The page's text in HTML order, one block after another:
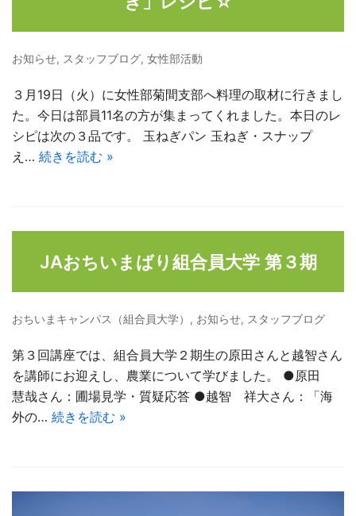
お知らせ, スタッフブログ, 女性部活動
３月19日（火）に女性部菊間支部へ料理の取材に行きまし
た。今日は部員11名の方が集まってくれました。本日のレ
シピは次の３品です。 玉ねぎパン 玉ねぎ・スナップ
え… 続きを読む »
JAおちいまばり組合員大学 第３期
おちいまキャンパス（組合員大学） , お知らせ, スタッフブログ
第３回講座では、組合員大学２期生の原田さんと越智さん
を講師にお迎えし、農業について学びました。 ●原田
慧哉さん：圃場見学・質疑応答 ●越智 祥大さん：「海
外の… 続きを読む »